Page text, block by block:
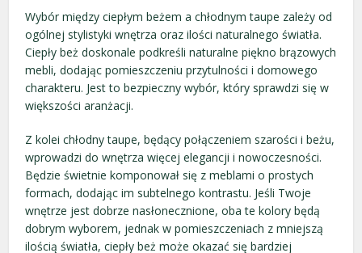
Wybór między ciepłym beżem a chłodnym taupe zależy od
ogólnej stylistyki wnętrza oraz ilości naturalnego światła.
Ciepły beż doskonale podkreśli naturalne piękno brązowych
mebli, dodając pomieszczeniu przytulności i domowego
charakteru. Jest to bezpieczny wybór, który sprawdzi się w
większości aranżacji.
Z kolei chłodny taupe, będący połączeniem szarości i beżu,
wprowadzi do wnętrza więcej elegancji i nowoczesności.
Będzie świetnie komponował się z meblami o prostych
formach, dodając im subtelnego kontrastu. Jeśli Twoje
wnętrze jest dobrze nasłonecznione, oba te kolory będą
dobrym wyborem, jednak w pomieszczeniach z mniejszą
ilością światła, ciepły beż może okazać się bardziej